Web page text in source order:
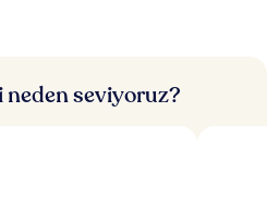
seviyoruz?